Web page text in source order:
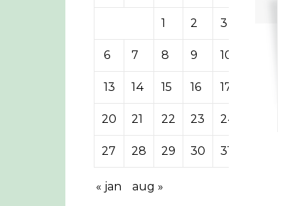
1 2 3
6 7 8 9 10
13 14 15 16 17
20 21 22 23 24
27 28 29 30 31
« jan aug »